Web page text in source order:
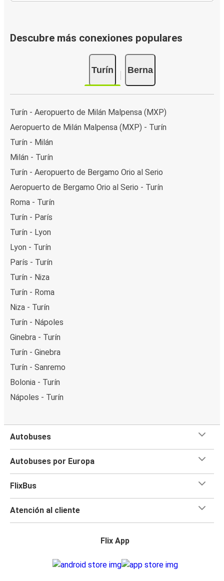
Descubre más conexiones populares
Turín Berna
Turín - Aeropuerto de Milán Malpensa (MXP)
Aeropuerto de Milán Malpensa (MXP) - Turín
Turín - Milán
Milán - Turín
Turín - Aeropuerto de Bergamo Orio al Serio
Aeropuerto de Bergamo Orio al Serio - Turín
Roma - Turín
Turín - París
Turín - Lyon
Lyon - Turín
París - Turín
Turín - Niza
Turín - Roma
Niza - Turín
Turín - Nápoles
Ginebra - Turín
Turín - Ginebra
Turín - Sanremo
Bolonia - Turín
Nápoles - Turín
Autobuses
Autobuses por Europa
FlixBus
Atención al cliente
Flix App